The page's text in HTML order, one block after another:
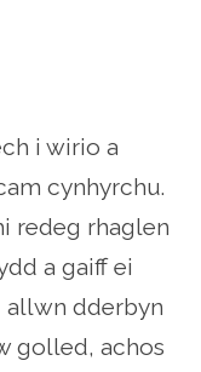
i wirio a
cynhyrchu.
redeg rhaglen
a gaiff ei
dderbyn
golled, achos